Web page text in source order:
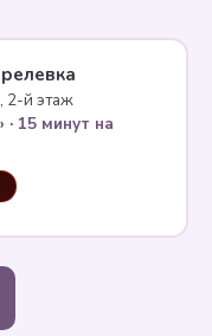
2-й этаж
15 минут на